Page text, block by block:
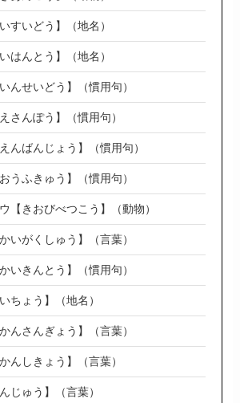
すいどう】（地名）
はんとう】（地名）
んせいどう】（慣用句）
さんぽう】（慣用句）
んばんじょう】（慣用句）
うふきゅう】（慣用句）
【きおびべつこう】（動物）
いがくしゅう】（言葉）
いきんとう】（慣用句）
ちょう】（地名）
んさんぎょう】（言葉）
んしきょう】（言葉）
じゅう】（言葉）